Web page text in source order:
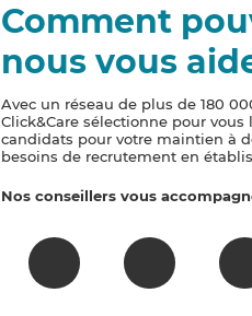
Comment
nous vous
Avec un réseau de plus de 180
Click&Care sélectionne pour vous
candidats pour votre maintien à
besoins de recrutement en
Nos conseillers vous